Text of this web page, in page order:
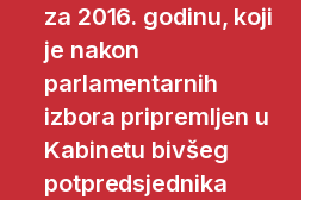
za 2016. godinu, koji
je nakon
parlamentarnih
izbora pripremljen u
Kabinetu bivšeg
potpredsjednika